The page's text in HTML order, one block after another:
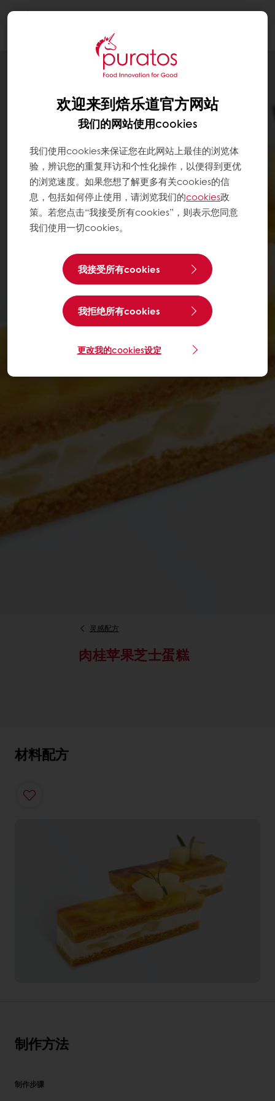
灵感配方
肉桂苹果芝士蛋糕
材料配方
制作方法
制作步骤
欢迎来到焙乐道官方网站
我们的网站使用cookies
我们使用cookies来保证您在此网站上最佳的浏览体
验，辨识您的重复拜访和个性化操作，以便得到更优
的浏览速度。如果您想了解更多有关cookies的信
息，包括如何停止使用，请浏览我们的cookies政
策。若您点击“我接受所有cookies”，则表示您同意
我们使用一切cookies。
我接受所有cookies
我拒绝所有cookies
更改我的cookies设定